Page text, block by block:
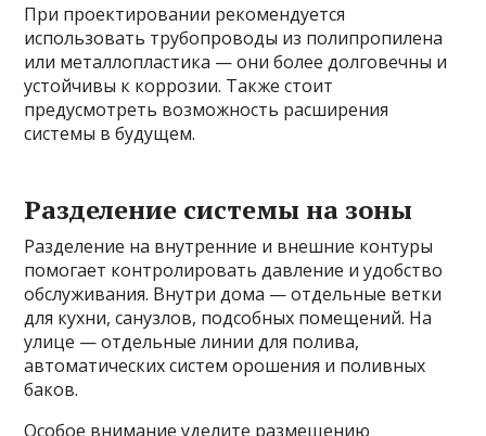
При проектировании рекомендуется
использовать трубопроводы из полипропилена
или металлопластика — они более долговечны и
устойчивы к коррозии. Также стоит
предусмотреть возможность расширения
системы в будущем.
Разделение системы на зоны
Разделение на внутренние и внешние контуры
помогает контролировать давление и удобство
обслуживания. Внутри дома — отдельные ветки
для кухни, санузлов, подсобных помещений. На
улице — отдельные линии для полива,
автоматических систем орошения и поливных
баков.
Особое внимание уделите размещению